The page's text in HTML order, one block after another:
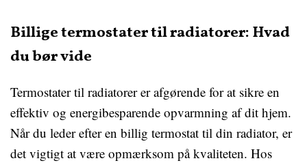
Billige termostater til radiatorer: Hvad
du bør vide
Termostater til radiatorer er afgørende for at sikre en
effektiv og energibesparende opvarmning af dit hjem.
Når du leder efter en billig termostat til din radiator, er
det vigtigt at være opmærksom på kvaliteten. Hos